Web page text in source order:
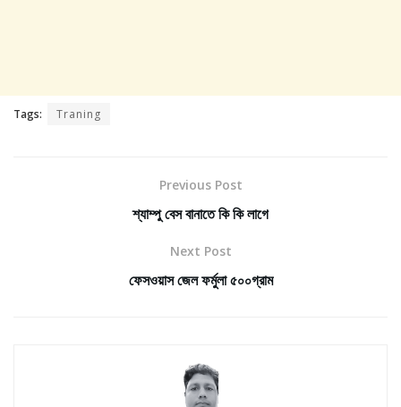
Tags: Traning
Previous Post
শ্যাম্পু বেস বানাতে কি কি লাগে
Next Post
ফেসওয়াস জেল ফর্মুলা ৫০০গ্রাম